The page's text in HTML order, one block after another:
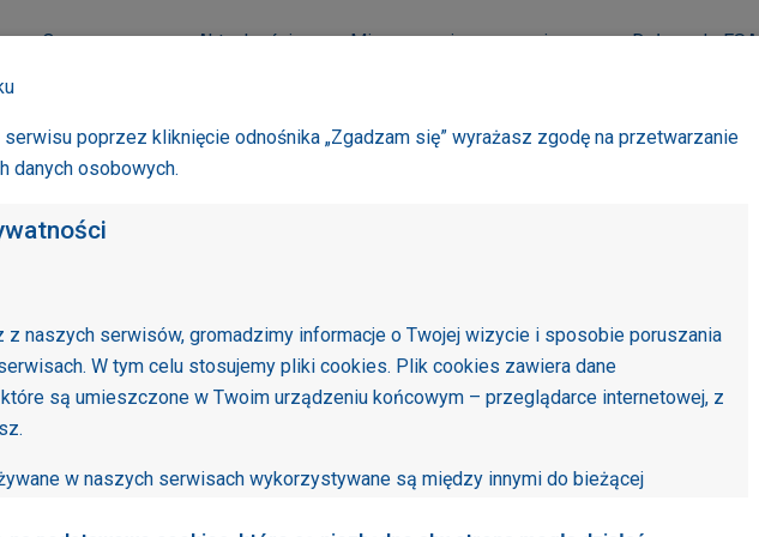
O smogu Aktualności Mierzymy się ze smogiem Dołącz do ESA
Sprawdźaktualne
pomiary smogu
poprzez kliknięcie odnośnika „Zgadzam się” wyrażasz zgodę na przetwarzanie
danych osobowych.
z naszych serwisów, gromadzimy informacje o Twojej wizycie i sposobie poruszania
W tym celu stosujemy pliki cookies. Plik cookies zawiera dane
są umieszczone w Twoim urządzeniu końcowym – przeglądarce internetowej, z
w naszych serwisach wykorzystywane są między innymi do bieżącej